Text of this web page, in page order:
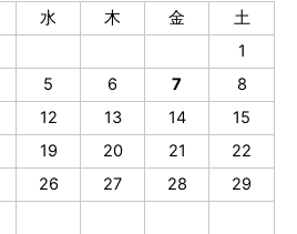
水 木 金
土
1
5 6 7
8
12 13 14
15
19 20 21
22
26 27 28
29